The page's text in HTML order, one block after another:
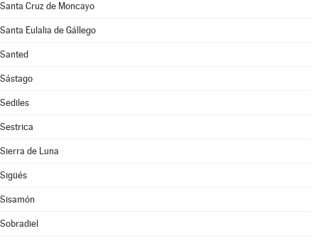
Santa Cruz de Moncayo
Santa Eulalia de Gállego
Santed
Sástago
Sediles
Sestrica
Sierra de Luna
Sigüés
Sisamón
Sobradiel